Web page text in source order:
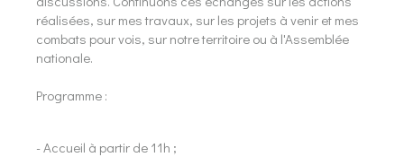
réalisées, sur mes travaux, sur les projets à venir et mes
combats pour vois, sur notre territoire ou à l'Assemblée
nationale.
Programme :
- Accueil à partir de 11h ;